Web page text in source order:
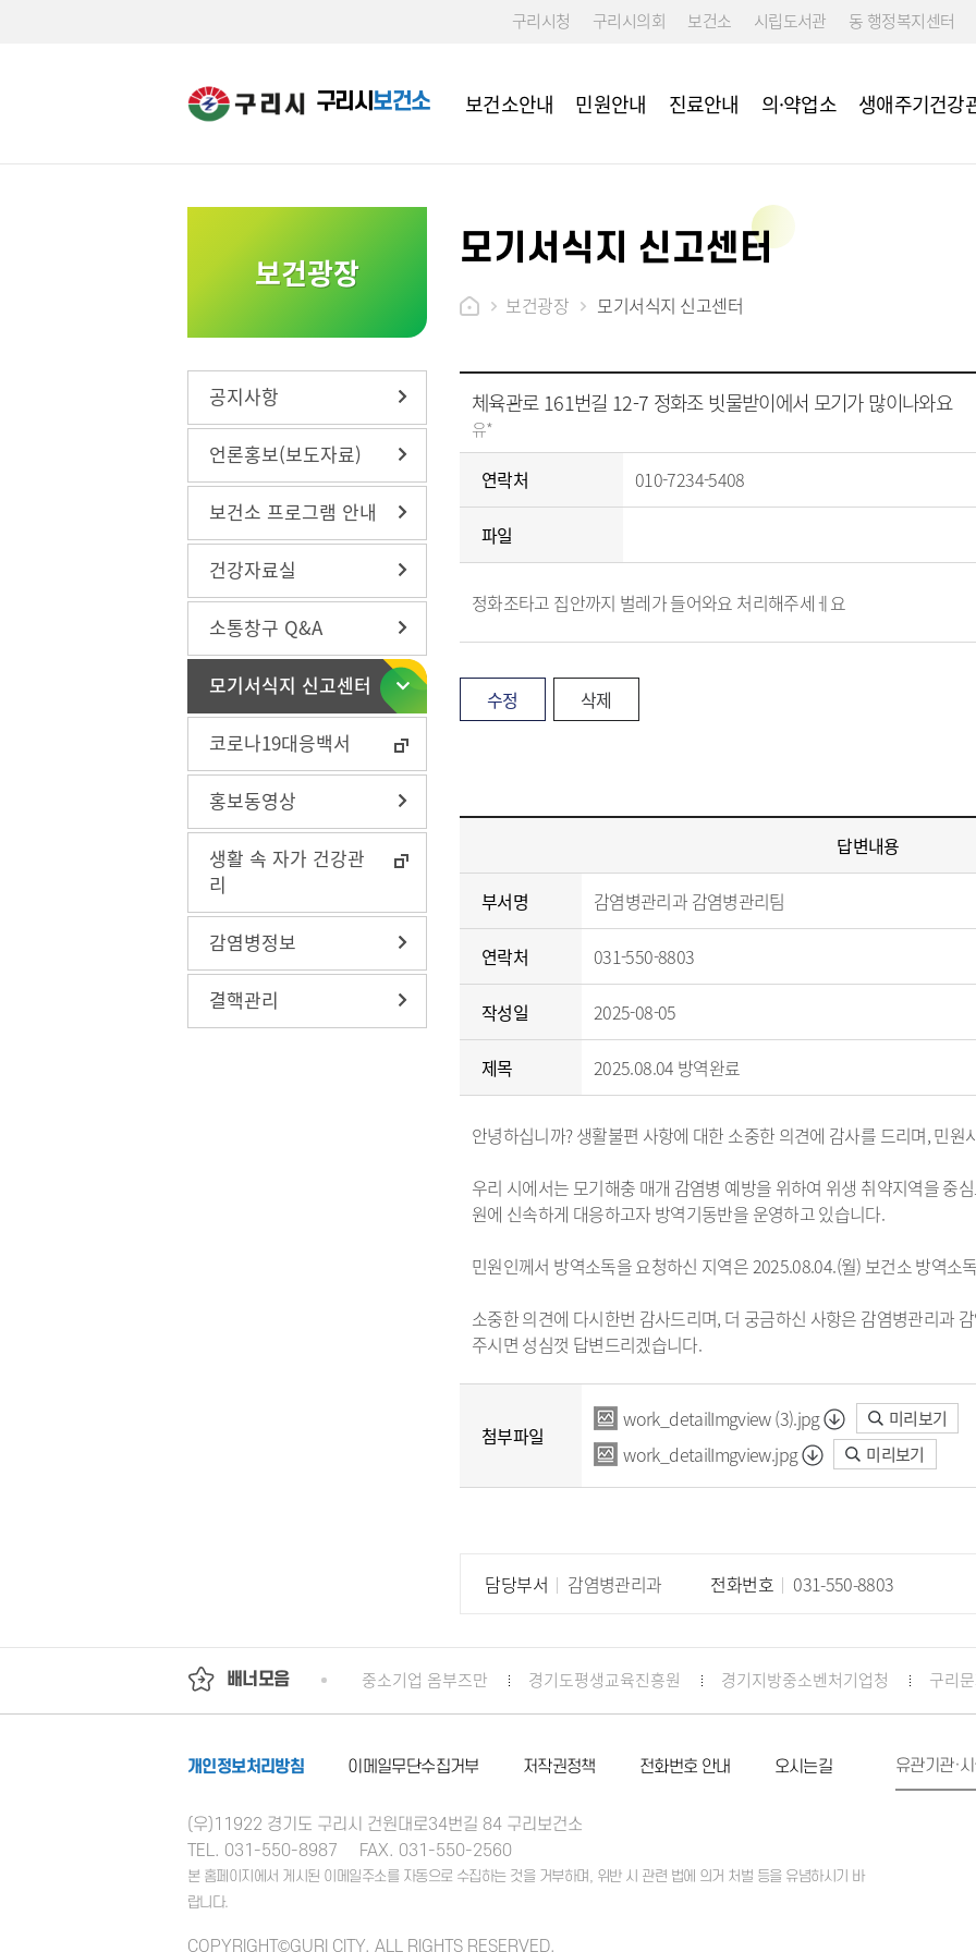
구리시청 구리시의회 보건소 시립도서관 동 행정복지센터
구리시 보건소 보건소안내 민원안내
설치장소
감염병예방 올바른 손씻기
진료안내
영유아 예방접종
코로나19 백신 예방접종 안
진 예방접종
의·약업소 생애주기건강
영유아 의료비 지원
구강관리
아동청소년 비만예방관리
사업
구강관리
임산부 교통비 지원사업
난임 지원사업
출산 지원사업
생애초기 건강관리사업
모유수유 전동유축기 대여
모유수유 클리닉
구강관리
치매조기검진
금연사업
장비대여사업
지역사회건강조사
심뇌혈관질환 예방관리
비스(시민건강증진센터)
희귀난치성 질환자 의료비
갈매건강생활지원센터
치매관리
보건정책과
지역보건과
보건광장
공지사항
언론홍보(보도자료)
보건소 프로그램 안내
건강자료실
소통창구 Q&A
모기서식지 신고센터
코로나19대응백서
홍보동영상
생활 속 자가 건강관
리
감염병정보
결핵관리
모기서식지 신고센터
보건광장 모기서식지 신고센터
체육관로 161번길 12-7 정화조 빗물받이에서 모기가 많이나와요
유*
연락처 010-7234-5408
파일
정화조타고 집안까지 벌레가 들어와요 처리해주세ㅔ요
수정 삭제
답변내용
부서명 감염병관리과 감염병관리팀
연락처 031-550-8803
작성일 2025-08-05
제목 2025.08.04 방역완료
안녕하십니까? 생활불편 사항에 대한 소중한 의견에 감사를 드리며, 민원
우리 시에서는 모기해충 매개 감염병 예방을 위하여 위생 취약지역을 중
원에 신속하게 대응하고자 방역기동반을 운영하고 있습니다.
민원인께서 방역소독을 요청하신 지역은 2025.08.04.(월) 보건소 방역소
소중한 의견에 다시한번 감사드리며, 더 궁금하신 사항은 감염병관리과
주시면 성심껏 답변드리겠습니다.
첨부파일
work_detailImgview (3).jpg 미리보기
work_detailImgview.jpg 미리보기
담당부서 감염병관리과 전화번호 031-550-8803
배너모음
경기도청 행정안전부 중소기업 옴부즈만 경기도평생교육진흥원 경기지방중소벤처기업청 구리
개인정보처리방침 이메일무단수집거부 저작권정책 전화번호 안내 오시는길
(우)11922 경기도 구리시 건원대로34번길 84 구리보건소
TEL. 031-550-8987
FAX. 031-550-2560
본 홈페이지에서 게시된 이메일주소를 자동으로 수집하는 것을 거부하며, 위반 시 관련 법에 의거 처벌 등을 유념하시기 바
랍니다.
COPYRIGHT©GURI CITY. ALL RIGHTS RESERVED.
유관기관·